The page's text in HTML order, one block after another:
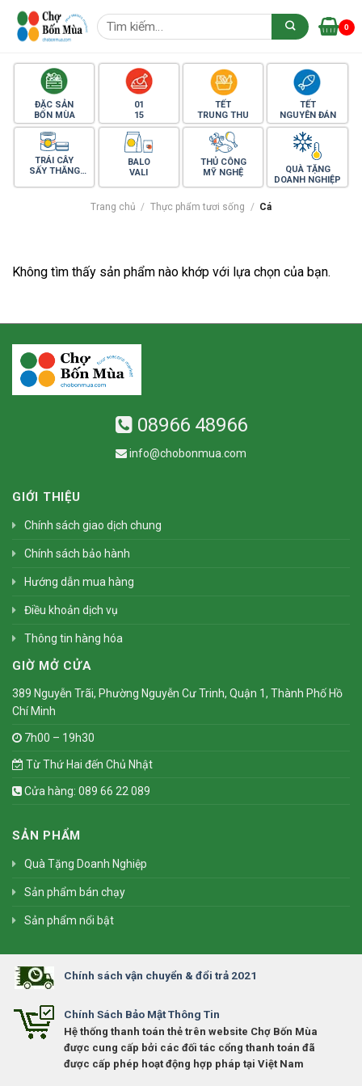
Skip
Tìm
kiếm:
0
ĐẶC SẢN
BỐN MÙA
01
15
TẾT
TRUNG THU
TẾT
NGUYÊN ĐÁN
TRÁI CÂY
SẤY THĂNG
BALO
VALI
THỦ CÔNG
MỸ NGHỆ
QUÀ TẶNG
DOANH NGHIỆP
Trang chủ / Thực phẩm tươi sống / Cá
Không tìm thấy sản phẩm nào khớp với lựa chọn của bạn.
08966 48966
info@chobonmua.com
GIỚI THIỆU
Chính sách giao dịch chung
Chính sách bảo hành
Hướng dẫn mua hàng
Điều khoản dịch vụ
Thông tin hàng hóa
GIỜ MỞ CỬA
389 Nguyễn Trãi, Phường Nguyễn Cư Trinh, Quận 1, Thành Phố Hồ
Chí Minh
7h00 – 19h30
Từ Thứ Hai đến Chủ Nhật
Cửa hàng: 089 66 22 089
SẢN PHẨM
Quà Tặng Doanh Nghiệp
Sản phẩm bán chạy
Sản phẩm nổi bật
Chính sách vận chuyển & đổi trả 2021
Chính Sách Bảo Mật Thông Tin
Hệ thống thanh toán thẻ trên website Chợ Bốn Mùa
được cung cấp bởi các đối tác cổng thanh toán đã
được cấp phép hoạt động hợp pháp tại Việt Nam